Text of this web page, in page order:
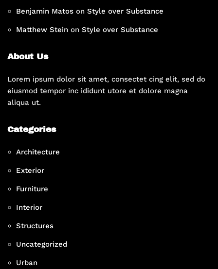
Benjamin Matos on Style over Substance
Matthew Stein on Style over Substance
About Us
Lorem ipsum dolor sit amet, consectet cing elit, sed do
eiusmod tempor inc ididunt utore et dolore magna
aliqua ut.
Categories
Architecture
Exterior
Furniture
Interior
Structures
Uncategorized
Urban